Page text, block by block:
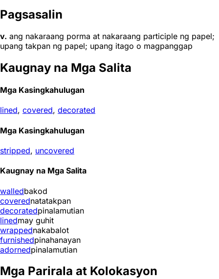
Pagsasalin
v. ang nakaraang porma at nakaraang participle ng papel;
upang takpan ng papel; upang itago o magpanggap
Kaugnay na Mga Salita
Mga Kasingkahulugan
lined, covered, decorated
Mga Kasingkahulugan
stripped, uncovered
Kaugnay na Mga Salita
walledbakod
coverednatatakpan
decoratedpinalamutian
linedmay guhit
wrappednakabalot
furnishedpinahanayan
adornedpinalamutian
Mga Parirala at Kolokasyon